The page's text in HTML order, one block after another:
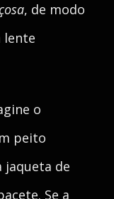
, de modo
lente
o
peito
de
Se a